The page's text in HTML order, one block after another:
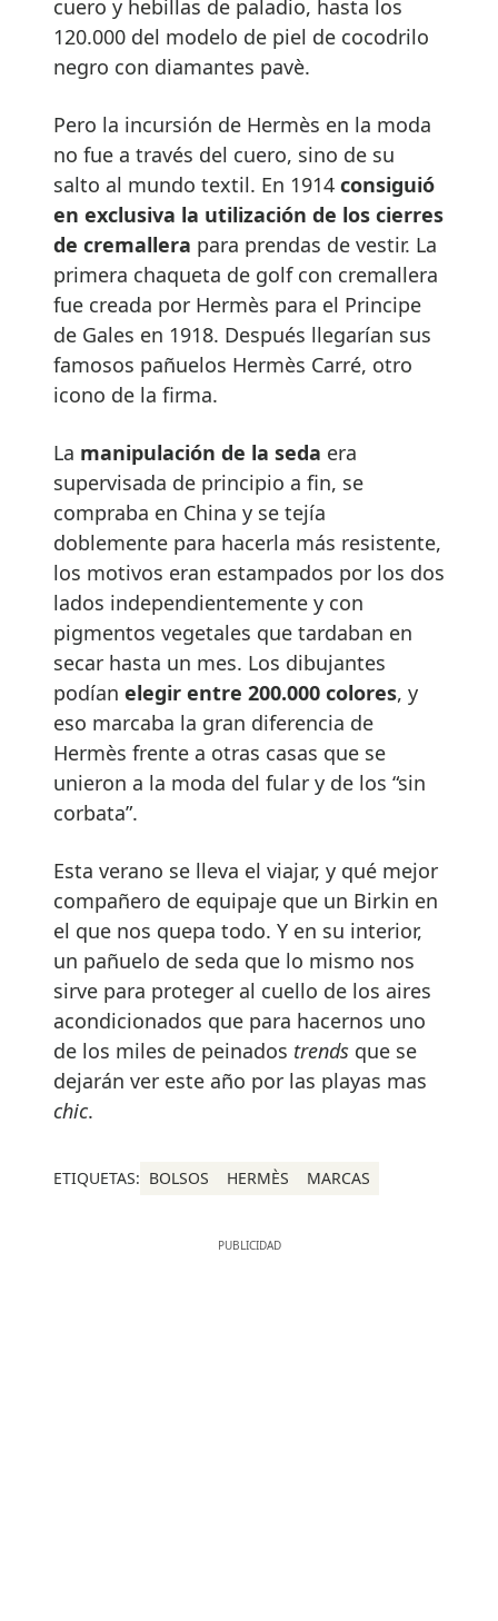
cuero y hebillas de paladio, hasta los
120.000 del modelo de piel de cocodrilo
negro con diamantes pavè.
Pero la incursión de Hermès en la moda
no fue a través del cuero, sino de su
salto al mundo textil. En 1914 consiguió
en exclusiva la utilización de los cierres
de cremallera para prendas de vestir. La
primera chaqueta de golf con cremallera
fue creada por Hermès para el Principe
de Gales en 1918. Después llegarían sus
famosos pañuelos Hermès Carré, otro
icono de la firma.
La manipulación de la seda era
supervisada de principio a fin, se
compraba en China y se tejía
doblemente para hacerla más resistente,
los motivos eran estampados por los dos
lados independientemente y con
pigmentos vegetales que tardaban en
secar hasta un mes. Los dibujantes
podían elegir entre 200.000 colores, y
eso marcaba la gran diferencia de
Hermès frente a otras casas que se
unieron a la moda del fular y de los “sin
corbata”.
Esta verano se lleva el viajar, y qué mejor
compañero de equipaje que un Birkin en
el que nos quepa todo. Y en su interior,
un pañuelo de seda que lo mismo nos
sirve para proteger al cuello de los aires
acondicionados que para hacernos uno
de los miles de peinados trends que se
dejarán ver este año por las playas mas
chic.
ETIQUETAS: BOLSOS HERMÈS MARCAS